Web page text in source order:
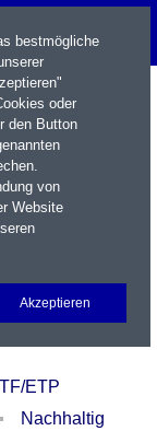
Login
ETP
Nachhaltig
bestmögliche
oder
den Button
von
Website
Akzeptieren